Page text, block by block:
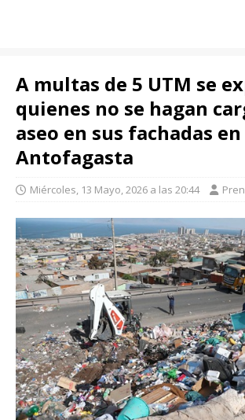
A multas de 5 UTM se
quienes no se hagan
aseo en sus fachadas en
Antofagasta
Miércoles, 13 Mayo, 2026 a las 20:44